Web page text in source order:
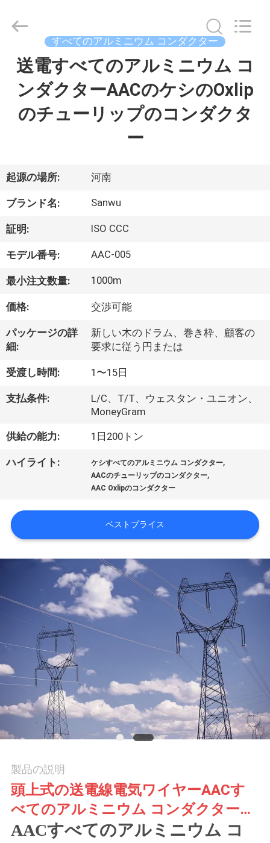
家
ク
ト
私
達
つ
い
て
工
場
旅
品
理
私
達
に
連
絡
な
さ
い
supplier.
Copyright
Luoyang
すべてのアルミニウム コンダクター
送電すべてのアルミニウム コ
ンダクターAACのケシのOxlip
のチューリップのコンダクタ
ー
起源の場所: 河南
ブランド名: Sanwu
証明: ISO CCC
モデル番号: AAC-005
最小注文数量: 1000m
価格: 交渉可能
パッケージの詳
細:
新しい木のドラム、巻き枠、顧客の
要求に従う円または
受渡し時間: 1〜15日
支払条件:
L/C、T/T、ウェスタン・ユニオン、
MoneyGram
供給の能力: 1日200トン
ハイライト: ケシすべてのアルミニウム コンダクター,
AACのチューリップのコンダクター,
AAC Oxlipのコンダクター
ベストプライス
製品の説明
頭上式の送電線電気ワイヤーAACす
べてのアルミニウム コンダクター
AACのケシのコンダクター
AACすべてのアルミニウム コ